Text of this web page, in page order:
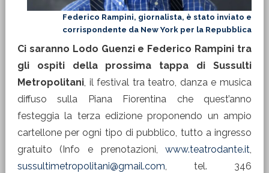
Federico Rampini, giornalista, è stato inviato e
corrispondente da New York per la Repubblica
Ci saranno Lodo Guenzi e Federico Rampini tra
gli ospiti della prossima tappa di Sussulti
Metropolitani, il festival tra teatro, danza e musica
diffuso sulla Piana Fiorentina che quest’anno
festeggia la terza edizione proponendo un ampio
cartellone per ogni tipo di pubblico, tutto a ingresso
gratuito (Info e prenotazioni,www.teatrodante.it,
sussultimetropolitani@gmail.com, tel. 346